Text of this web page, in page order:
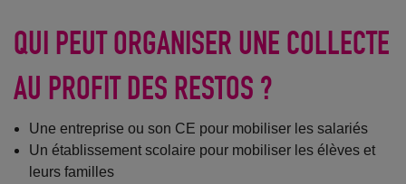
QUI PEUT ORGANISER UNE COLLECTE
AU PROFIT DES RESTOS ?
Une entreprise ou son CE pour mobiliser les salariés
Un établissement scolaire pour mobiliser les élèves et
leurs familles